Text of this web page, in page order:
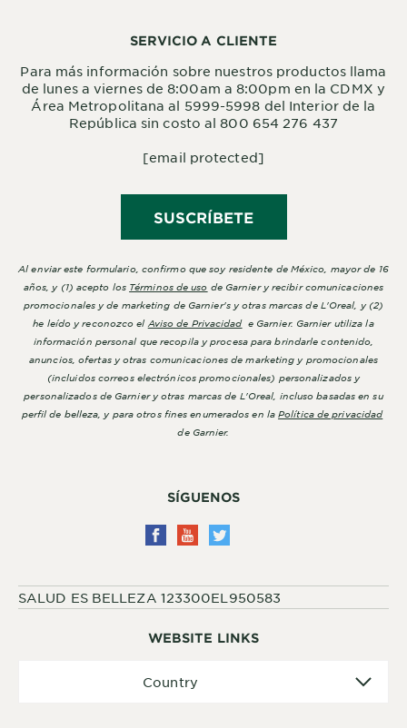
WEBSITE LINKS
Country
SÍGUENOS
SALUD ES BELLEZA 123300EL950583
SERVICIO A CLIENTE
Para más información sobre nuestros productos llama
de lunes a viernes de 8:00am a 8:00pm en la CDMX y
Área Metropolitana al 5999-5998 del Interior de la
República sin costo al 800 654 276 437
[email protected]
SUSCRÍBETE
Al enviar este formulario, confirmo que soy residente de México, mayor de 16
años, y (1) acepto los Términos de uso de Garnier y recibir comunicaciones
promocionales y de marketing de Garnier's y otras marcas de L'Oreal, y (2)
he leído y reconozco el Aviso de Privacidade Garnier. Garnier utiliza la
información personal que recopila y procesa para brindarle contenido,
anuncios, ofertas y otras comunicaciones de marketing y promocionales
(incluidos correos electrónicos promocionales) personalizados y
personalizados de Garnier y otras marcas de L'Oreal, incluso basadas en su
perfil de belleza, y para otros fines enumerados en laPolítica de privacidad
de Garnier.